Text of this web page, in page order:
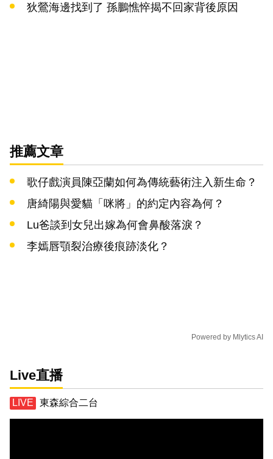
狄鶯海邊找到了 孫鵬憔悴揭不回家背後原因
推薦文章
歌仔戲演員陳亞蘭如何為傳統藝術注入新生命？
唐綺陽與愛貓「咪將」的約定內容為何？
Lu爸談到女兒出嫁為何會鼻酸落淚？
李嫣唇顎裂治療後痕跡淡化？
Powered by Mlytics AI
Live直播
東森綜合二台